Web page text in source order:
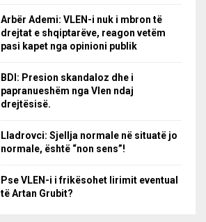
Arbër Ademi: VLEN-i nuk i mbron të
drejtat e shqiptarëve, reagon vetëm
pasi kapet nga opinioni publik
BDI: Presion skandaloz dhe i
papranueshëm nga Vlen ndaj
drejtësisë.
Lladrovci: Sjellja normale në situatë jo
normale, është “non sens”!
Pse VLEN-i i frikësohet lirimit eventual
të Artan Grubit?